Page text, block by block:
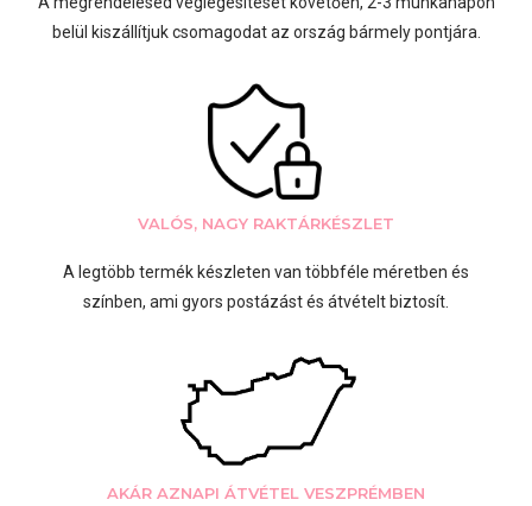
belül kiszállítjuk csomagodat az ország bármely pontjára.
VALÓS, NAGY RAKTÁRKÉSZLET
A legtöbb termék készleten van többféle méretben és
színben, ami gyors postázást és átvételt biztosít.
AKÁR AZNAPI ÁTVÉTEL VESZPRÉMBEN